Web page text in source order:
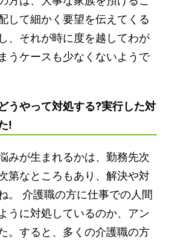
して細かく要望を伝えてくる
、それが時に度を越してわが
うケースも少なくないようで
うやって対処する?実行した対
!
みが生まれるかは、勤務先次
第なところもあり、解決や対
。 介護職の方に仕事での人間
うに対処しているのか、アン
。すると、多くの介護職の方